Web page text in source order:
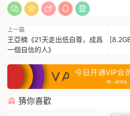
上一篇
王亞楠《21天走出低自尊，成爲
一個自信的人》
猜你喜歡